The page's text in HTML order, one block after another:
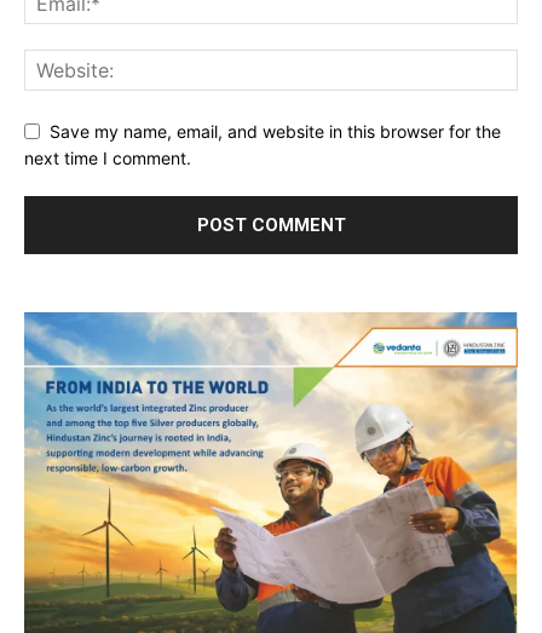
Save my name, email, and website in this browser for the
next time I comment.